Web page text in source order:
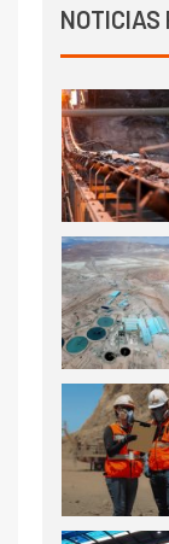
NOTICIAS
5
6